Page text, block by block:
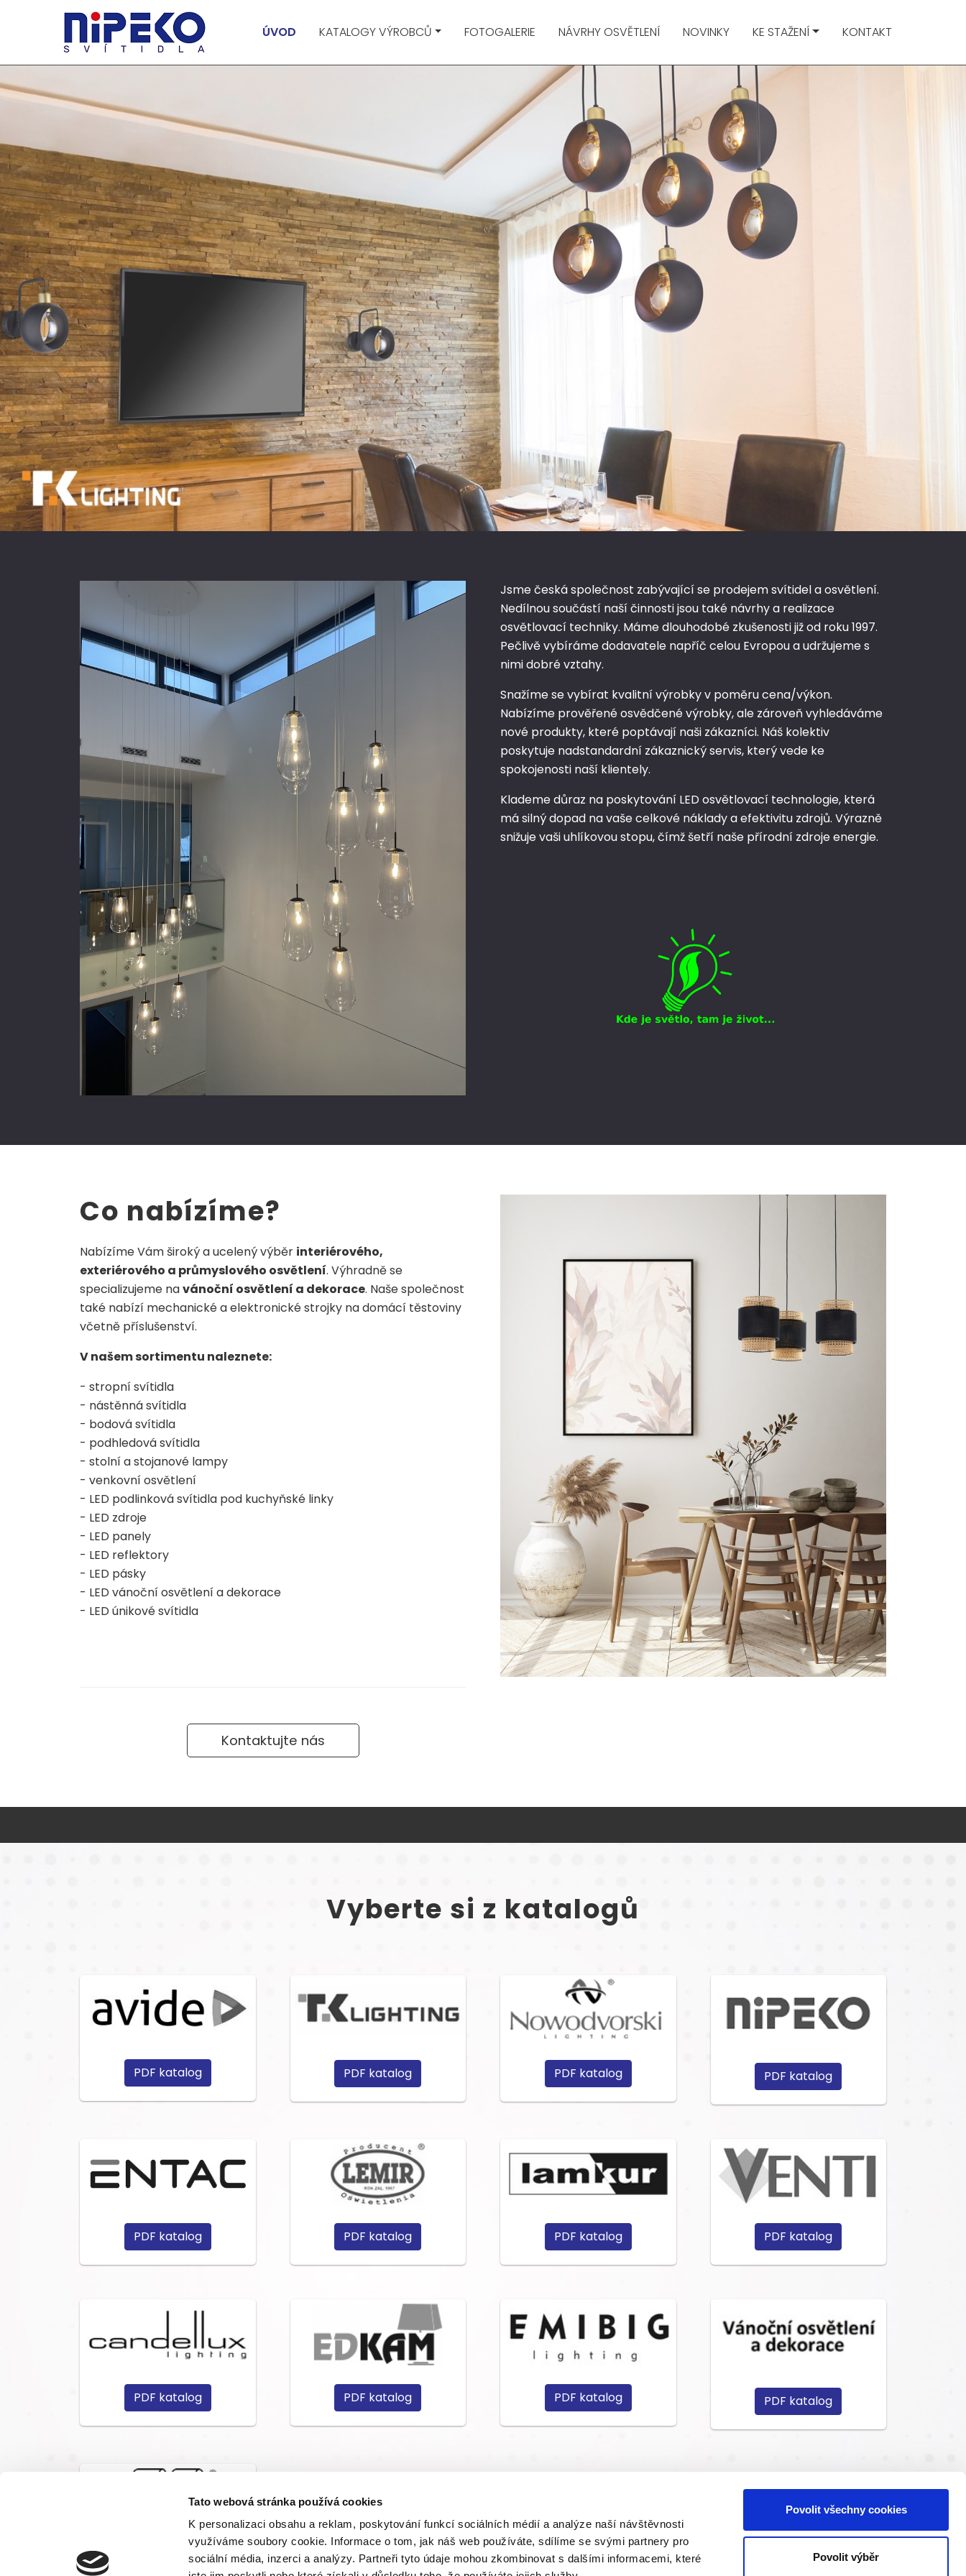
Tato webová stránka používá cookies
K personalizaci obsahu a reklam, poskytování funkcí sociálních médií a analýze naší návštěvnosti
využíváme soubory cookie. Informace o tom, jak náš web používáte, sdílíme se svými partnery pro
sociální média, inzerci a analýzy. Partneři tyto údaje mohou zkombinovat s dalšími informacemi, které
Povolit všechny cookies
Povolit výběr
ÚVOD KATALOGY VÝROBCŮ FOTOGALERIE NÁVRHY OSVĚTLENÍ NOVINKY KE STAŽENÍ KONTAKT
Jsme česká společnost zabývající se prodejem svítidel a osvětlení.
Nedílnou součástí naší činnosti jsou také návrhy a realizace
osvětlovací techniky. Máme dlouhodobé zkušenosti již od roku 1997.
Pečlivě vybíráme dodavatele napříč celou Evropou a udržujeme s
nimi dobré vztahy.
Snažíme se vybírat kvalitní výrobky v poměru cena/výkon.
Nabízíme prověřené osvědčené výrobky, ale zároveň vyhledáváme
nové produkty, které poptávají naši zákazníci. Náš kolektiv
poskytuje nadstandardní zákaznický servis, který vede ke
spokojenosti naší klientely.
Klademe důraz na poskytování LED osvětlovací technologie, která
má silný dopad na vaše celkové náklady a efektivitu zdrojů. Výrazně
snižuje vaši uhlíkovou stopu, čímž šetří naše přírodní zdroje energie.
Co nabízíme?
Nabízíme Vám široký a ucelený výběr interiérového,
exteriérového a průmyslového osvětlení. Výhradně se
specializujeme navánoční osvětlení a dekorace. Naše společnost
také nabízí mechanické a elektronické strojky na domácí těstoviny
včetně příslušenství.
V našem sortimentu naleznete:
- stropní svítidla
- nástěnná svítidla
- bodová svítidla
- podhledová svítidla
- stolní a stojanové lampy
- venkovní osvětlení
- LED podlinková svítidla pod kuchyňské linky
- LED zdroje
- LED panely
- LED reflektory
- LED pásky
- LED vánoční osvětlení a dekorace
- LED únikové svítidla
Kontaktujte nás
Vyberte si z katalogů
PDF katalog PDF katalog PDF katalog PDF katalog
PDF katalog PDF katalog PDF katalog PDF katalog
PDF katalog PDF katalog PDF katalog PDF katalog
PDF katalog